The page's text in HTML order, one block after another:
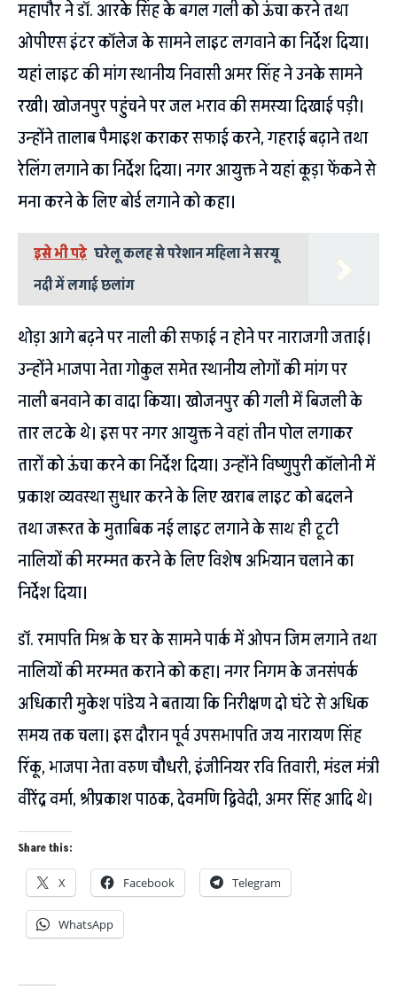
महापौर ने डॉ. आरके सिंह के बगल गली को ऊंचा करने तथा
ओपीएस इंटर कॉलेज के सामने लाइट लगवाने का निर्देश दिया।
यहां लाइट की मांग स्थानीय निवासी अमर सिंह ने उनके सामने
रखी। खोजनपुर पहुंचने पर जल भराव की समस्या दिखाई पड़ी।
उन्होंने तालाब पैमाइश कराकर सफाई करने, गहराई बढ़ाने तथा
रेलिंग लगाने का निर्देश दिया। नगर आयुक्त ने यहां कूड़ा फेंकने से
मना करने के लिए बोर्ड लगाने को कहा।
इसे भी पढ़े घरेलू कलह से परेशान महिला ने सरयू
नदी में लगाई छलांग
थोड़ा आगे बढ़ने पर नाली की सफाई न होने पर नाराजगी जताई।
उन्होंने भाजपा नेता गोकुल समेत स्थानीय लोगों की मांग पर
नाली बनवाने का वादा किया। खोजनपुर की गली में बिजली के
तार लटके थे। इस पर नगर आयुक्त ने वहां तीन पोल लगाकर
तारों को ऊंचा करने का निर्देश दिया। उन्होंने विष्णुपुरी कॉलोनी में
प्रकाश व्यवस्था सुधार करने के लिए खराब लाइट को बदलने
तथा जरूरत के मुताबिक नई लाइट लगाने के साथ ही टूटी
नालियों की मरम्मत करने के लिए विशेष अभियान चलाने का
निर्देश दिया।
डॉ. रमापति मिश्र के घर के सामने पार्क में ओपन जिम लगाने तथा
नालियों की मरम्मत कराने को कहा। नगर निगम के जनसंपर्क
अधिकारी मुकेश पांडेय ने बताया कि निरीक्षण दो घंटे से अधिक
समय तक चला। इस दौरान पूर्व उपसभापति जय नारायण सिंह
रिंकू, भाजपा नेता वरुण चौधरी, इंजीनियर रवि तिवारी, मंडल मंत्री
वीरेंद्र वर्मा, श्रीप्रकाश पाठक, देवमणि द्विवेदी, अमर सिंह आदि थे।
Share this:
X Facebook Telegram
WhatsApp